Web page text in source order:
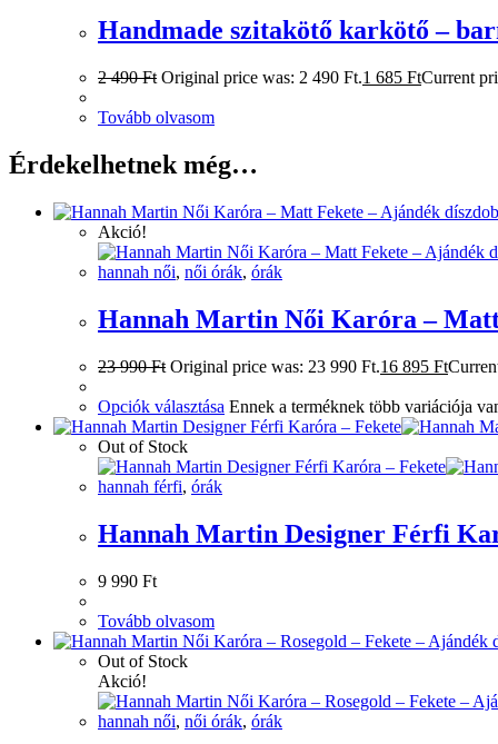
Handmade szitakötő karkötő –
2 490Ft Original price was: 2 490 Ft.1 685 FtCurrent
Tovább olvasom
Érdekelhetnek még…
Akció!
hannah női, női órák, órák
Hannah Martin Női Karóra –
23 990Ft Original price was: 23 990 Ft.16 895 Ft
Opciók választása Ennek a terméknek több variációja
Out of Stock
hannah férfi, órák
Hannah Martin Designer Férfi
9 990 Ft
Tovább olvasom
Out of Stock
Akció!
hannah női, női órák, órák